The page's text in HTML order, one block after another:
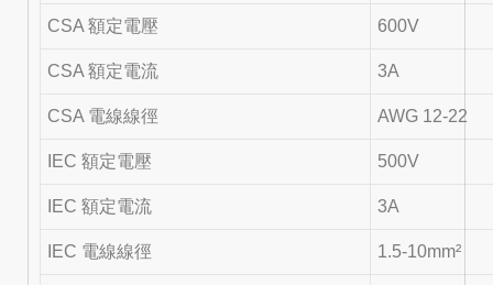
CSA 額定電壓 600V
CSA 額定電流 3A
CSA 電線線徑 AWG 12-22
IEC 額定電壓 500V
IEC 額定電流 3A
IEC 電線線徑 1.5-10mm²